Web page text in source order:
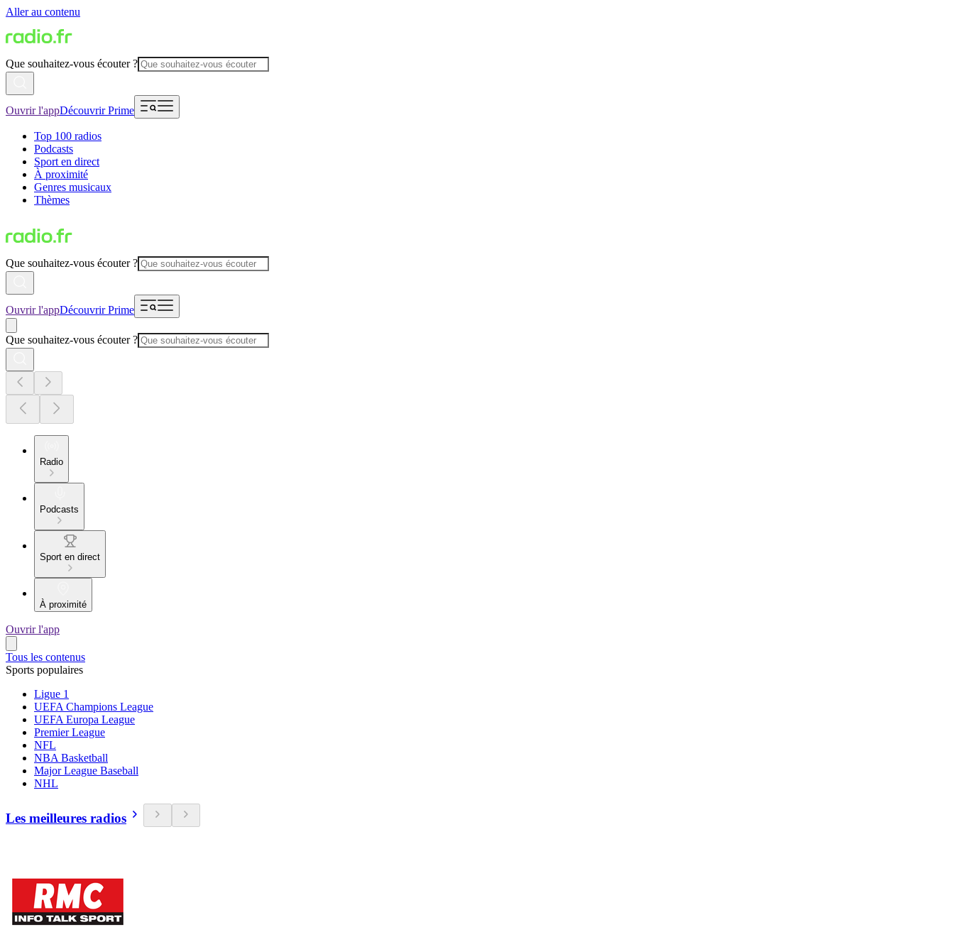
Aller au contenu
Que souhaitez-vous écouter ?
Ouvrir l'appDécouvrir Prime
Top 100 radios
Podcasts
Sport en direct
À proximité
Genres musicaux
Thèmes
Que souhaitez-vous écouter ?
Ouvrir l'appDécouvrir Prime
Que souhaitez-vous écouter ?
Radio
Podcasts
Sport en direct
À proximité
Ouvrir l'app
Tous les contenus
Sports populaires
Ligue 1
UEFA Champions League
UEFA Europa League
Premier League
NFL
NBA Basketball
Major League Baseball
NHL
Les meilleures radios